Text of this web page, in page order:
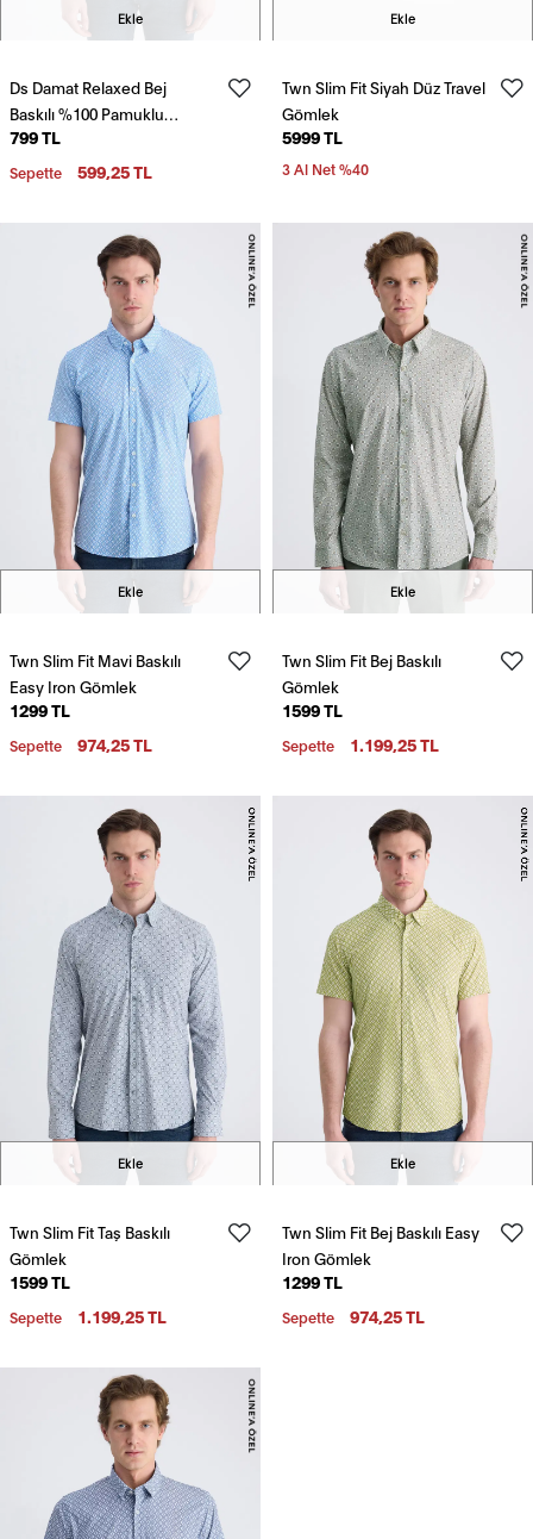
Ekle
Ds Damat Relaxed Bej
Baskılı %100 Pamuklu
Gömlek
799 TL
Sepette 599,25 TL
Ekle
Twn Slim Fit Siyah Düz Travel
Gömlek
5999 TL
3 Al Net %40
Ekle
Twn Slim Fit Mavi Baskılı
Easy Iron Gömlek
1299 TL
Sepette 974,25 TL
Ekle
Twn Slim Fit Bej Baskılı
Gömlek
1599 TL
Sepette 1.199,25 TL
Ekle
Twn Slim Fit Taş Baskılı
Gömlek
1599 TL
Sepette 1.199,25 TL
Ekle
Twn Slim Fit Bej Baskılı Easy
Iron Gömlek
1299 TL
Sepette 974,25 TL